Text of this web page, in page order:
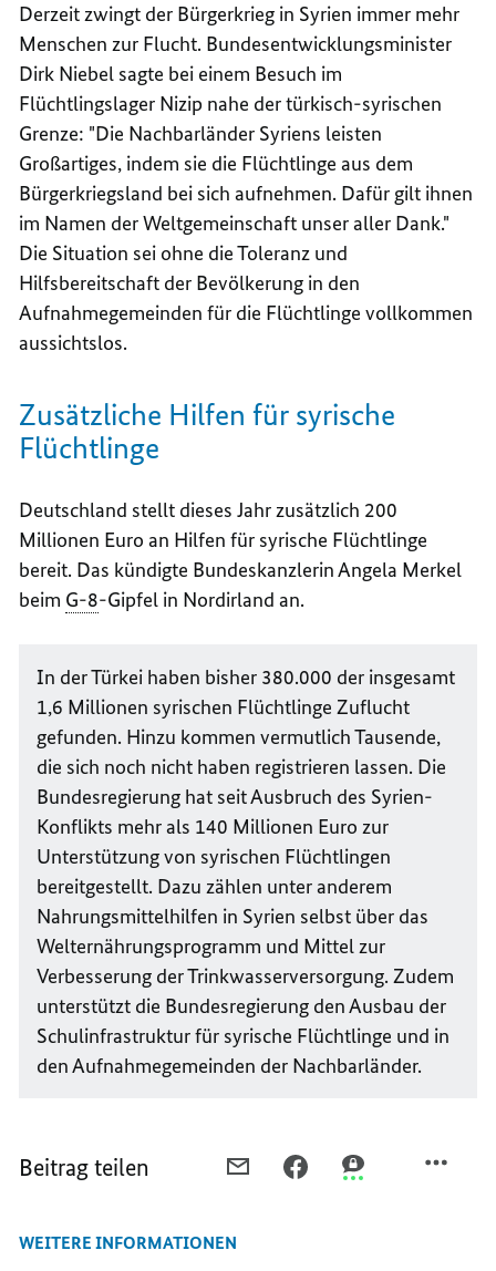
Derzeit zwingt der Bürgerkrieg in Syrien immer mehr
Menschen zur Flucht. Bundesentwicklungsminister
Dirk Niebel sagte bei einem Besuch im
Flüchtlingslager Nizip nahe der türkisch-syrischen
Grenze: "Die Nachbarländer Syriens leisten
Großartiges, indem sie die Flüchtlinge aus dem
Bürgerkriegsland bei sich aufnehmen. Dafür gilt ihnen
im Namen der Weltgemeinschaft unser aller Dank."
Die Situation sei ohne die Toleranz und
Hilfsbereitschaft der Bevölkerung in den
Aufnahmegemeinden für die Flüchtlinge vollkommen
aussichtslos.
Zusätzliche Hilfen für syrische
Flüchtlinge
Deutschland stellt dieses Jahr zusätzlich 200
Millionen Euro an Hilfen für syrische Flüchtlinge
bereit. Das kündigte Bundeskanzlerin Angela Merkel
beim G-8-Gipfel in Nordirland an.
In der Türkei haben bisher 380.000 der insgesamt
1,6 Millionen syrischen Flüchtlinge Zuflucht
gefunden. Hinzu kommen vermutlich Tausende,
die sich noch nicht haben registrieren lassen. Die
Bundesregierung hat seit Ausbruch des Syrien-
Konflikts mehr als 140 Millionen Euro zur
Unterstützung von syrischen Flüchtlingen
bereitgestellt. Dazu zählen unter anderem
Nahrungsmittelhilfen in Syrien selbst über das
Welternährungsprogramm und Mittel zur
Verbesserung der Trinkwasserversorgung. Zudem
unterstützt die Bundesregierung den Ausbau der
Schulinfrastruktur für syrische Flüchtlinge und in
den Aufnahmegemeinden der Nachbarländer.
Beitrag teilen
WEITERE INFORMATIONEN